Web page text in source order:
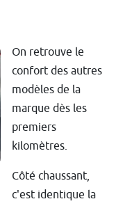
On retrouve le
confort des autres
modèles de la
marque dès les
premiers
kilomètres.
Côté chaussant,
c'est identique la